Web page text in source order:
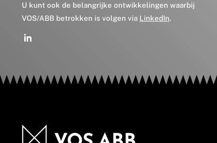
U kunt ook de belangrijke ontwikkelingen waarbij
VOS/ABB betrokken is volgen via LinkedIn.